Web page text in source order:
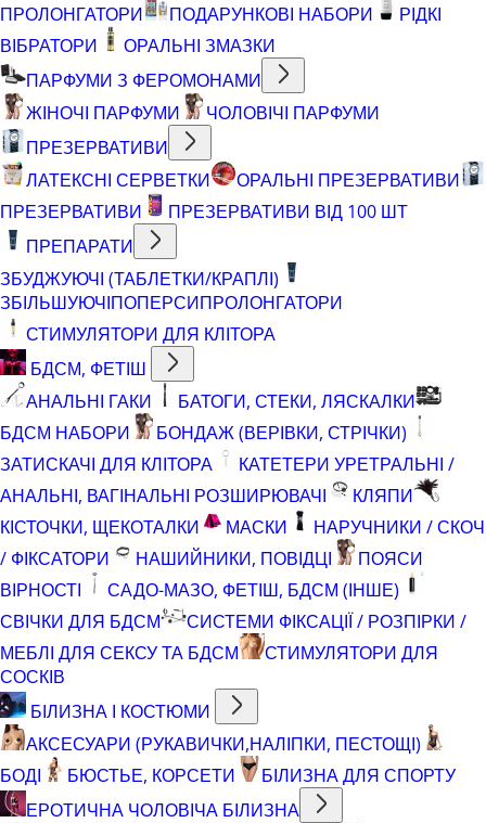
ПРОЛОНГАТОРИ
ПОДАРУНКОВІ НАБОРИ
РІДКІ
ВІБРАТОРИ
ОРАЛЬНІ ЗМАЗКИ
ПАРФУМИ З ФЕРОМОНАМИ
ЖІНОЧІ ПАРФУМИ
ЧОЛОВІЧІ ПАРФУМИ
ПРЕЗЕРВАТИВИ
ЛАТЕКСНІ СЕРВЕТКИ
ОРАЛЬНІ ПРЕЗЕРВАТИВИ
ПРЕЗЕРВАТИВИ
ПРЕЗЕРВАТИВИ ВІД 100 ШТ
ПРЕПАРАТИ
ЗБУДЖУЮЧІ (ТАБЛЕТКИ/КРАПЛІ)
ЗБІЛЬШУЮЧІПОПЕРСИПРОЛОНГАТОРИ
СТИМУЛЯТОРИ ДЛЯ КЛІТОРА
БДСМ, ФЕТІШ
АНАЛЬНІ ГАКИ
БАТОГИ, СТЕКИ, ЛЯСКАЛКИ
БДСМ НАБОРИ
БОНДАЖ (ВЕРІВКИ, СТРІЧКИ)
ЗАТИСКАЧІ ДЛЯ КЛІТОРА
КАТЕТЕРИ УРЕТРАЛЬНІ /
АНАЛЬНІ, ВАГІНАЛЬНІ РОЗШИРЮВАЧІ
КЛЯПИ
КІСТОЧКИ, ЩЕКОТАЛКИ
МАСКИ
НАРУЧНИКИ / СКОЧ
/ ФІКСАТОРИ
НАШИЙНИКИ, ПОВІДЦІ
ПОЯСИ
ВІРНОСТІ
САДО-МАЗО, ФЕТІШ, БДСМ (ІНШЕ)
СВІЧКИ ДЛЯ БДСМ
СИСТЕМИ ФІКСАЦІЇ / РОЗПІРКИ /
МЕБЛІ ДЛЯ СЕКСУ ТА БДСМ
СТИМУЛЯТОРИ ДЛЯ
СОСКІВ
БІЛИЗНА І КОСТЮМИ
АКСЕСУАРИ (РУКАВИЧКИ,НАЛІПКИ, ПЕСТОЩІ)
БОДІ
БЮСТЬЕ, КОРСЕТИ
БІЛИЗНА ДЛЯ СПОРТУ
ЕРОТИЧНА ЧОЛОВІЧА БІЛИЗНА